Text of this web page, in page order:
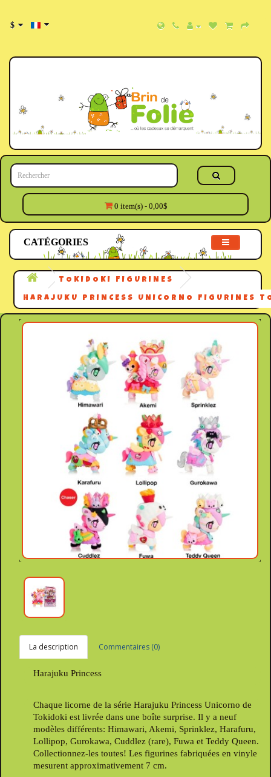
$
0 item(s) - 0,00$
CATÉGORIES
TOKIDOKI FIGURINES
HARAJUKU PRINCESS UNICORNO FIGURINES
La description Commentaires (0)
Harajuku Princess
Chaque licorne de la série Harajuku Princess Unicorno de
Tokidoki est livrée dans une boîte surprise. Il y a neuf
modèles différents: Himawari, Akemi, Sprinklez, Harafuru,
Lollipop, Gurokawa, Cuddlez (rare), Fuwa et Teddy Queen.
Collectionnez-les toutes! Les figurines fabriquées en vinyle
mesurent approximativement 7 cm.